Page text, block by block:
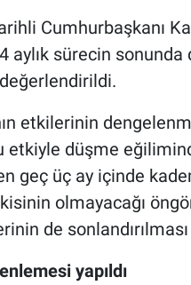
Cumhurbaşkanı
aylık sürecin
etkilerinin
etkiyle düşme
geç üç ay içinde
olmayacağı
de
yapıldı